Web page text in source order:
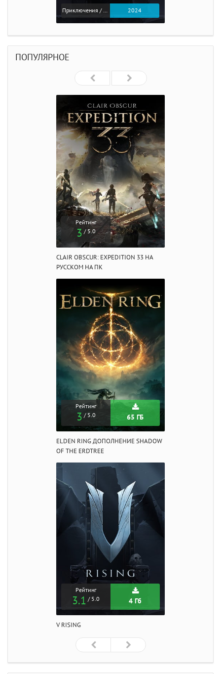
2024
ПОПУЛЯРНОЕ
Рейтинг
3 / 5.0
CLAIR OBSCUR: EXPEDITION 33 НА
РУССКОМ НА ПК
Рейтинг
3 / 5.0 65 ГБ
ELDEN RING ДОПОЛНЕНИЕ SHADOW
OF THE ERDTREE
Рейтинг
3.1 / 5.0 4 Гб
V RISING